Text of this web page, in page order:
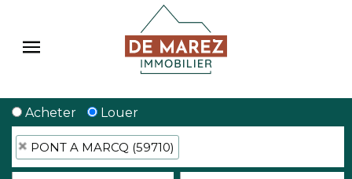
Acheter Louer
PONT A MARCQ (59710)